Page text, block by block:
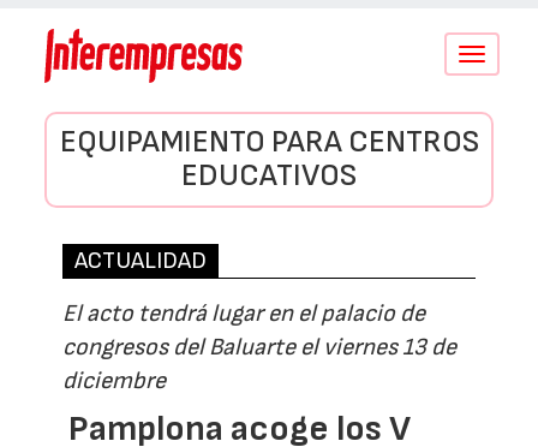
Conmutar
EQUIPAMIENTO PARA CENTROS
EDUCATIVOS
ACTUALIDAD
El acto tendrá lugar en el palacio de
congresos del Baluarte el viernes 13 de
diciembre
Pamplona acoge los V